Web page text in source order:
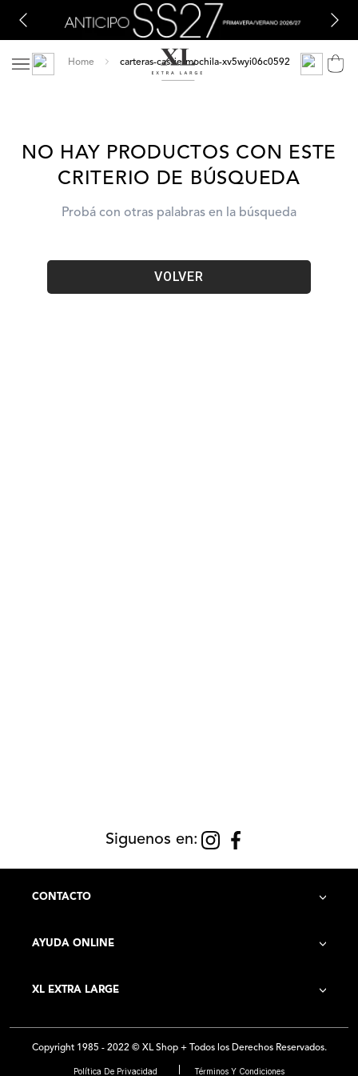
carteras-cassie-mochila-xv5wyi06c0592
NO HAY PRODUCTOS CON ESTE
CRITERIO DE BÚSQUEDA
Probá con otras palabras en la búsqueda
VOLVER
Siguenos en:
CONTACTO
AYUDA ONLINE
Contacto
Preguntas Frecuentes
XL EXTRA LARGE
Historia de la Empresa
Copyright 1985 - 2022 © XL Shop + Todos los Derechos Reservados.
Política De Privacidad Términos Y Condiciones